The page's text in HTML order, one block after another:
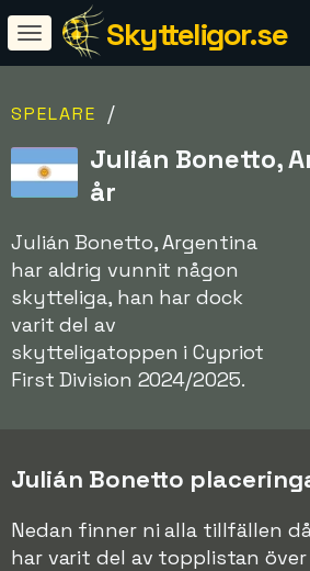
Skytteligor.se
SPELARE /
Julián Bonetto,
år
Julián Bonetto, Argentina
har aldrig vunnit någon
skytteliga, han har dock
varit del av
skytteligatoppen i Cypriot
First Division 2024/2025.
Julián Bonetto
Nedan finner ni alla tillfällen
har varit del av topplistan